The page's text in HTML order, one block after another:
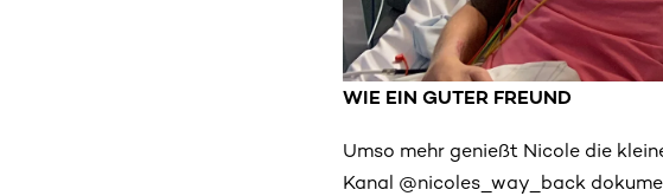
WIE EIN GUTER FREUND
Umso mehr genießt Nicole die
Kanal @nicoles_way_back